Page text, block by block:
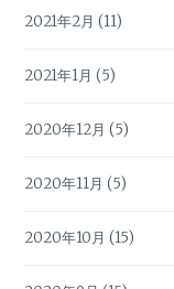
2021年2月 (11)
2021年1月 (5)
2020年12月 (5)
2020年11月 (5)
2020年10月 (15)